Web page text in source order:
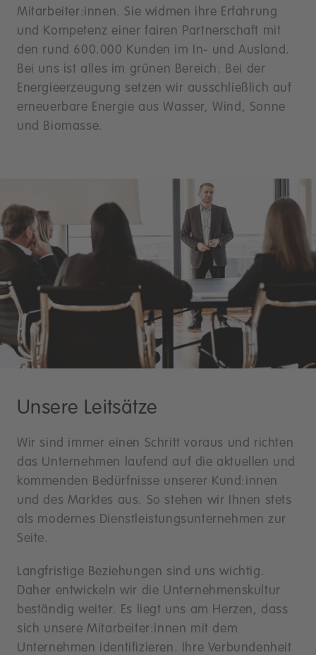
Mitarbeiter:innen. Sie widmen ihre Erfahrung
und Kompetenz einer fairen Partnerschaft mit
den rund 600.000 Kunden im In- und Ausland.
Bei uns ist alles im grünen Bereich: Bei der
Energieerzeugung setzen wir ausschließlich auf
erneuerbare Energie aus Wasser, Wind, Sonne
und Biomasse.
Unsere Leitsätze
Wir sind immer einen Schritt voraus und richten
das Unternehmen laufend auf die aktuellen und
kommenden Bedürfnisse unserer Kund:innen
und des Marktes aus. So stehen wir Ihnen stets
als modernes Dienstleistungsunternehmen zur
Seite.
Langfristige Beziehungen sind uns wichtig.
Daher entwickeln wir die Unternehmenskultur
beständig weiter. Es liegt uns am Herzen, dass
sich unsere Mitarbeiter:innen mit dem
Unternehmen identifizieren. Ihre Verbundenheit